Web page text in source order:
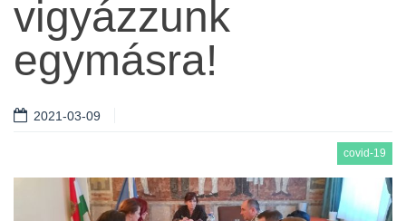
vigyázzunk
egymásra!
2021-03-09
covid-19